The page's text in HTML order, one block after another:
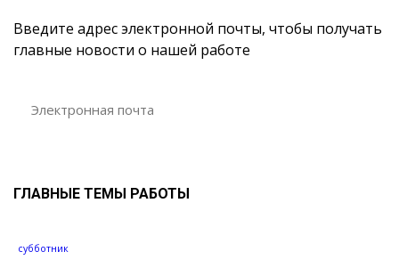
Введите адрес электронной почты, чтобы получать
главные новости о нашей работе
ГЛАВНЫЕ ТЕМЫ РАБОТЫ
субботник